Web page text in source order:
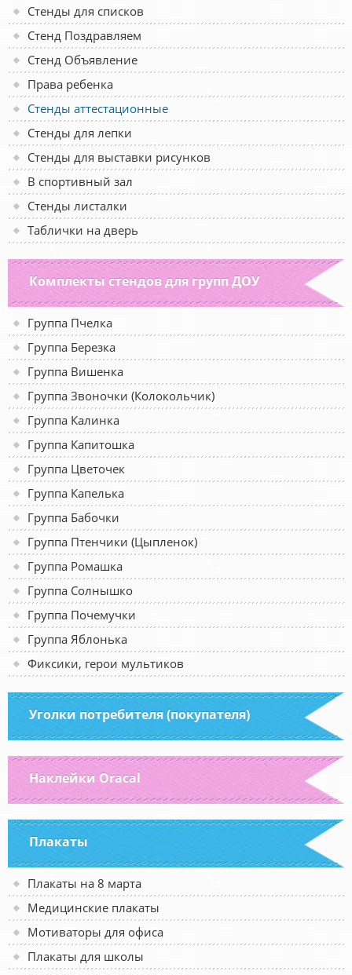
Стенды для списков
Стенд Поздравляем
Стенд Объявление
Права ребенка
Стенды аттестационные
Стенды для лепки
Стенды для выставки рисунков
В спортивный зал
Стенды листалки
Таблички на дверь
Комплекты стендов для групп ДОУ
Группа Пчелка
Группа Березка
Группа Вишенка
Группа Звоночки (Колокольчик)
Группа Калинка
Группа Капитошка
Группа Цветочек
Группа Капелька
Группа Бабочки
Группа Птенчики (Цыпленок)
Группа Ромашка
Группа Солнышко
Группа Почемучки
Группа Яблонька
Фиксики, герои мультиков
Уголки потребителя (покупателя)
Наклейки Oracal
Плакаты
Плакаты на 8 марта
Медицинские плакаты
Мотиваторы для офиса
Плакаты для школы